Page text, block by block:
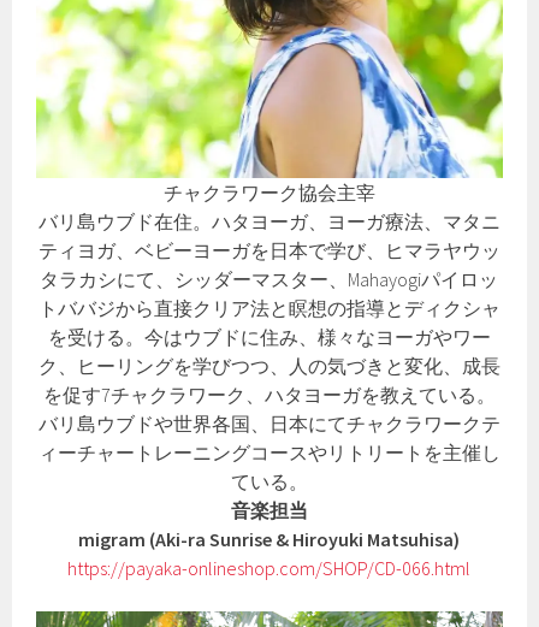
チャクラワーク協会主宰
バリ島ウブド在住。ハタヨーガ、ヨーガ療法、マタニ
ティヨガ、ベビーヨーガを日本で学び、ヒマラヤウッ
タラカシにて、シッダーマスター、Mahayogiパイロッ
トババジから直接クリア法と瞑想の指導とディクシャ
を受ける。今はウブドに住み、様々なヨーガやワー
ク、ヒーリングを学びつつ、人の気づきと変化、成長
を促す7チャクラワーク、ハタヨーガを教えている。
バリ島ウブドや世界各国、日本にてチャクラワークテ
ィーチャートレーニングコースやリトリートを主催し
ている。
音楽担当
migram (Aki-ra Sunrise & Hiroyuki Matsuhisa)
https://payaka-onlineshop.com/SHOP/CD-066.html